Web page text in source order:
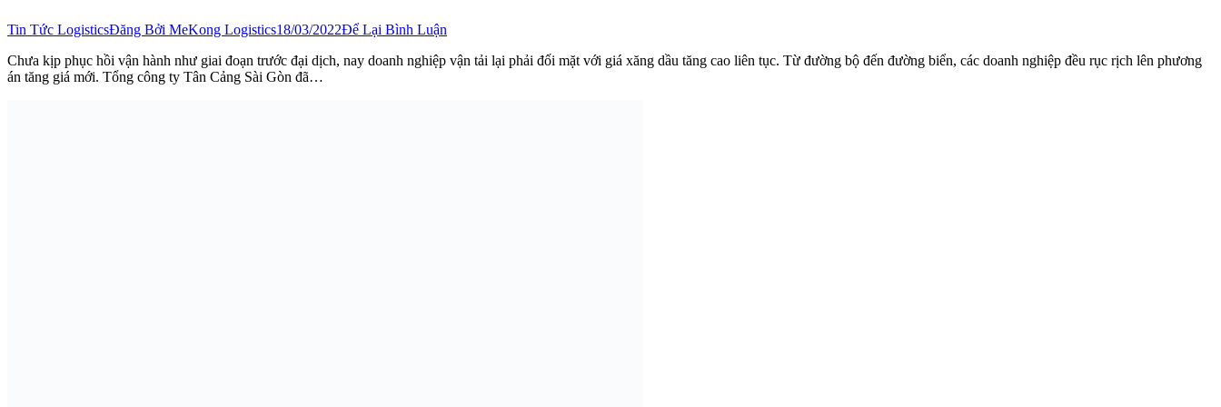
Tin Tức LogisticsĐăng Bởi MeKong Logistics18/03/2022Để Lại Bình Luận
Chưa kịp phục hồi vận hành như giai đoạn trước đại dịch, nay doanh nghiệp vận tải lại phải đối mặt với giá xăng dầu tăng cao liên tục. Từ đường bộ đến đường biển, các doanh nghiệp đều rục rịch lên phương
án tăng giá mới. Tổng công ty Tân Cảng Sài Gòn đã…